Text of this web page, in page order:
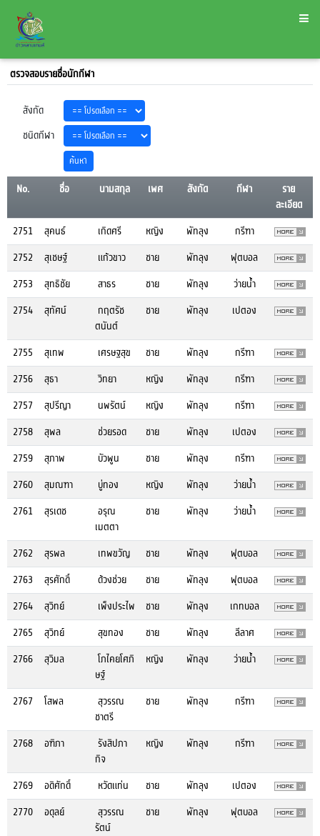
ตรวจสอบรายชื่อนักกีฬา
สังกัด
ชนิดกีฬา
No. ชื่อ นามสกุล เพศ สังกัด กีฬา
ราย
ละเอียด
2751
สุคนธ์ เกิดศรี หญิง พัทลุง
กรีฑา
2752
สุเชษฐ์ แก้วขาว ชาย พัทลุง
ฟุตบอล
2753
สุทธิชัย สาธร ชาย พัทลุง
ว่ายน้ำ
2754
สุทัศน์
กฤตรัช
ตนันต์
ชาย พัทลุง เปตอง
2755 สุเทพ เศรษฐสุข ชาย พัทลุง
กรีฑา
2756
สุธา วิทยา หญิง พัทลุง
กรีฑา
2757
สุปรีญา นพรัตน์ หญิง พัทลุง
กรีฑา
2758
สุพล ช่วยรอด ชาย พัทลุง
เปตอง
2759
สุภาพ บัวพูน ชาย พัทลุง
กรีฑา
2760
สุมณฑา บู่ทอง หญิง พัทลุง
ว่ายน้ำ
2761
สุรเดช
อรุณ
เมตตา
ชาย พัทลุง ว่ายน้ำ
2762 สุรพล เทพขวัญ ชาย พัทลุง
ฟุตบอล
2763
สุรศักดิ์ ด้วงช่วย ชาย พัทลุง
ฟุตบอล
2764
สุวิทย์ เพ็งประไพ ชาย พัทลุง
เกทบอล
2765
สุวิทย์ สุขทอง ชาย พัทลุง
ลีลาศ
2766
สุวิมล
โภไคยโศภิ
ษฐ์
หญิง พัทลุง ว่ายน้ำ
2767 โสพล
สุวรรณ
ชาตรี
ชาย พัทลุง กรีฑา
2768 อฑิภา
รังสิปภา
กิจ
หญิง พัทลุง กรีฑา
2769 อดิศักดิ์ หวัดแท่น ชาย พัทลุง
เปตอง
2770
อดุลย์
สุวรรณ
รัตน์
ชาย พัทลุง ฟุตบอล